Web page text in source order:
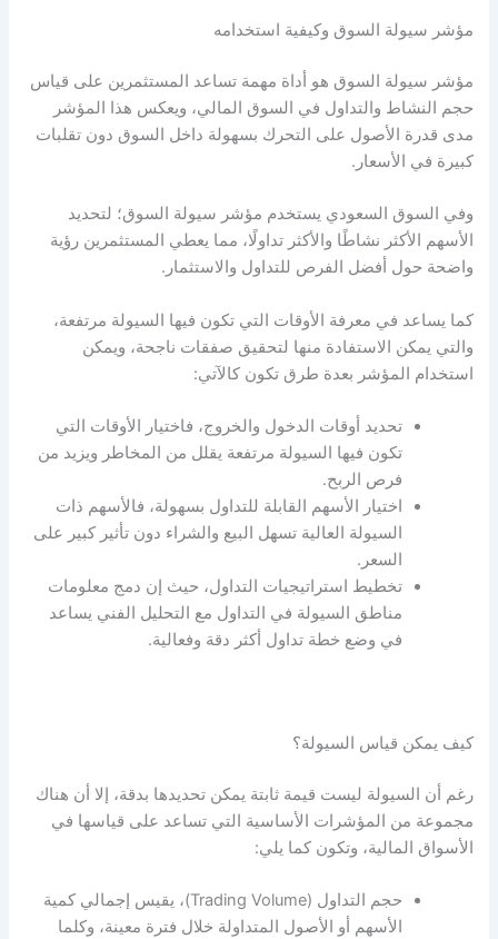
مؤشر سيولة السوق وكيفية استخدامه
مؤشر سيولة السوقهو أداة مهمة تساعد المستثمرين على قياس
حجم النشاط والتداول في السوق المالي، ويعكس هذا المؤشر
مدى قدرة الأصول على التحرك بسهولة داخل السوق دون تقلبات
كبيرة في الأسعار.
وفي السوق السعودي يستخدم مؤشر سيولة السوق؛لتحديد
الأسهم الأكثر نشاطًا والأكثر تداولًا، مما يعطي المستثمرين رؤية
واضحة حول أفضل الفرص للتداول والاستثمار.
كما يساعد في معرفة الأوقات التي تكون فيها السيولةمرتفعة،
والتي يمكن الاستفادة منها لتحقيق صفقات ناجحة، ويمكن
استخدام المؤشر بعدة طرق تكون كالآتي:
تحديد أوقات الدخول والخروج، فاختيار الأوقات التي
تكون فيها السيولةمرتفعة يقلل من المخاطر ويزيد من
فرص الربح.
اختيار الأسهم القابلة للتداول بسهولة، فالأسهم ذات
السيولةالعالية تسهل البيع والشراء دون تأثير كبير على
السعر.
تخطيط استراتيجيات التداول، حيث إن دمج معلومات
مناطق السيولة في التداول مع التحليل الفني يساعد
في وضع خطة تداول أكثر دقة وفعالية.
كيف يمكن قياس السيولة؟
رغم أن السيولةليست قيمة ثابتة يمكن تحديدها بدقة، إلا أن هناك
مجموعة من المؤشرات الأساسية التي تساعد على قياسها في
الأسواق المالية، وتكون كما يلي:
حجم التداول (Trading Volume)، يقيس إجمالي كمية
الأسهم أو الأصول المتداولة خلال فترة معينة، وكلما